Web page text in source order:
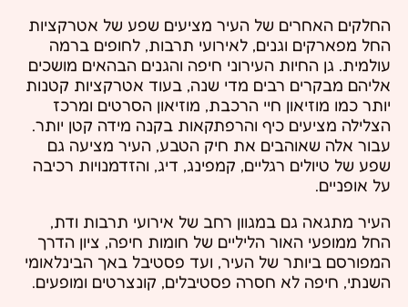
החלקים האחרים של העיר מציעים שפע של אטרקציות
החל מפארקים וגנים, לאירועי תרבות, לחופים ברמה
עולמית. גן החיות העירוני חיפה והגנים הבהאים מושכים
אליהם מבקרים רבים מדי שנה, בעוד אטרקציות קטנות
יותר כמו מוזיאון חיי הרכבת, מוזיאון הסרטים ומרכז
הצלילה מציעים כיף והרפתקאות בקנה מידה קטן יותר.
עבור אלה שאוהבים את חיק הטבע, העיר מציעה גם
שפע של טיולים רגליים, קמפינג, דיג, והזדמנויות רכיבה
על אופניים.
העיר מתגאה גם במגוון רחב של אירועי תרבות ודת,
החל ממופעי האור הליליים של חומות חיפה, ציון הדרך
המפורסם ביותר של העיר, ועד פסטיבל באך הבינלאומי
השנתי, חיפה לא חסרה פסטיבלים, קונצרטים ומופעים.